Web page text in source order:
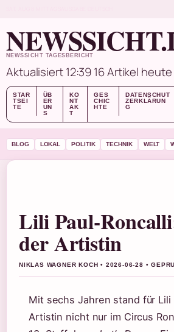
NEWSSICHT TAGESBERICHT
Aktualisiert 12:3916 Artikel heute
STAR
TSEI
TE
ÜB
ER
UN
S
KO
NT
AK
T
GES
CHIC
HTE
DATENSCHUT
ZERKLÄRUN
G
BLOG LOKAL POLITIK TECHNIK WELT
Lili Paul-
der Artistin
NIKLAS WAGNER KOCH • 2026-06-28 •
Mit sechs Jahren stand für
Artistin nicht nur im Circus